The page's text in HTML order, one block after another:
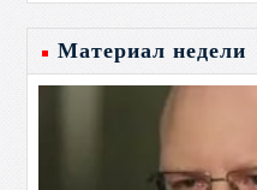
Материал недели